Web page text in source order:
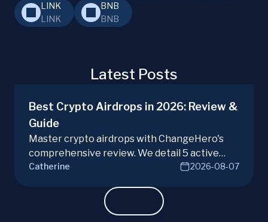
LINK
LINK
BNB
BNB
Latest Posts
Best Crypto Airdrops in 2026: Review &
Guide
Master crypto airdrops with ChangeHero's
comprehensive review. We detail 5 active
campaigns, risks, benefits, and a vital checklist
Catherine 2026-08-07